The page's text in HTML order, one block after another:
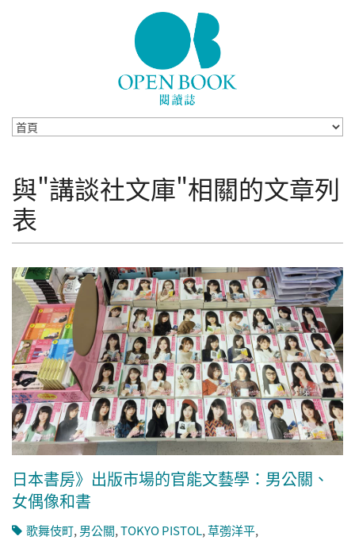
與"講談社文庫"相關的文章列
表
日本書房》出版市場的官能文藝學：男公關、
女偶像和書
歌舞伎町,男公關,TOKYO PISTOL,草彅洋平,